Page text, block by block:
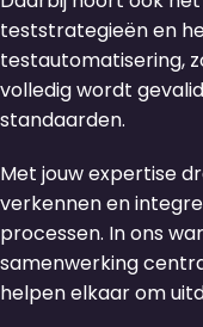
teststrategieën en
testautomatisering,
volledig wordt
standaarden.
Met jouw expertise
verkennen en
processen. In ons
samenwerking
helpen elkaar om